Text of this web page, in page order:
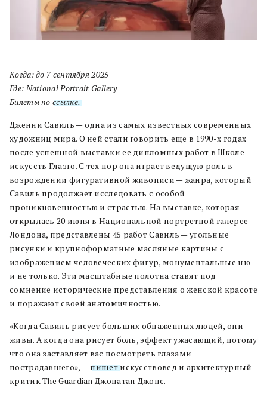
Когда:до 7 сентября 2025
Где: National Portrait Gallery
Билеты по ссылке.
Дженни Савиль — одна из самых известных современных
художниц мира. О ней стали говорить еще в 1990-х годах
после успешной выставки ее дипломных работ в Школе
искусств Глазго. С тех пор она играет ведущую роль в
возрождении фигуративной живописи — жанра, который
Савиль продолжает исследовать с особой
проникновенностью и страстью. На выставке, которая
открылась 20 июня в Национальной портретной галерее
Лондона, представлены 45 работ Савиль — угольные
рисунки и крупноформатные масляные картины с
изображением человеческих фигур, монументальные ню
и не только. Эти масштабные полотна ставят под
сомнение исторические представления о женской красоте
и поражают своей анатомичностью.
«Когда Савиль рисует больших обнаженных людей, они
живы. А когда она рисует боль, эффект ужасающий, потому
что она заставляет вас посмотреть глазами
пострадавшего», —пишетискусствовед и архитектурный
критик The Guardian Джонатан Джонс.